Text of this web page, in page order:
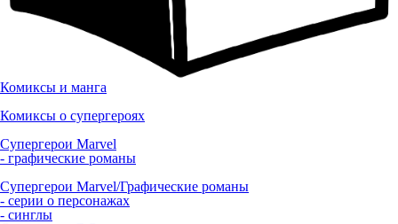
Комиксы и манга
Комиксы о супергероях
Супергерои Marvel
- графические романы
Супергерои Marvel/Графические романы
- серии о персонажах
- синглы